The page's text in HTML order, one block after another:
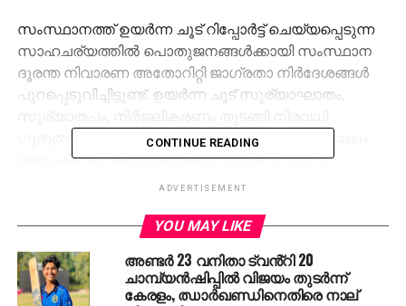
സംസ്ഥാനത്ത് ഉയർന്ന ചൂട് റിപ്പോർട്ട് ചെയ്യപ്പെടുന്ന
സാഹചര്യത്തിൽ പൊതുജനങ്ങൾക്കായി സംസ്ഥാന
ദുരന്ത നിവാരണ അതോറിറ്റി ജാഗ്രതാ നിർദേശങ്ങൾ
പുറപ്പെടുവിച്ചിട്ടുണ്ട്. ഉയർന്ന ചൂട് സൂര്യാഘാതം,
ഗുരുതരമായ ആരോഗ്യപ്രശ്നങ്ങൾക്ക് കാരണമാകും.
അതുകൊണ്ട് പൊതുജനങ്ങൾ താഴെ പറയുന്ന
നിർദേശങ്ങൾ പാലിക്കേണ്ടതാണ്.
നിർദേശങ്ങൾ
പകൽ 11 am മുതല്‍ 3 pm വരെയുള്ള സമയത്ത്
നേരിട്ട് ശരീരത്തിൽ കൂടുതൽ സമയം
CONTINUE READING
ADVERTISEMENT
YOU MAY LIKE
അണ്ടർ 23 വനിതാ ട്വൻ്റി 20
ചാമ്പ്യൻഷിപ്പിൽ വിജയം തുടർന്ന്
കേരളം, ഝാർഖണ്ഡിനെതിരെ നാല്